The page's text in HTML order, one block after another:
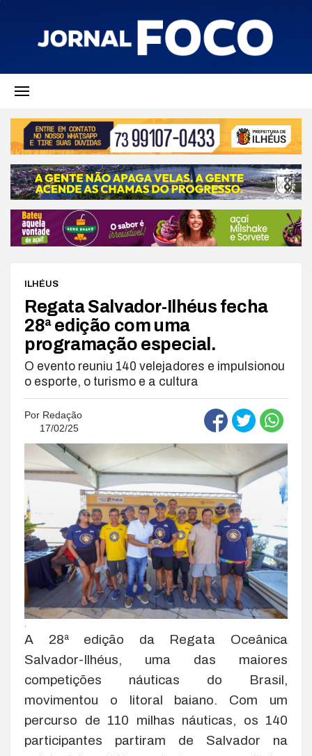
ILHÉUS
Regata Salvador-Ilhéus fecha
28ª edição com uma
programação especial.
O evento reuniu 140 velejadores e impulsionou
o esporte, o turismo e a cultura
Por Redação
17/02/25
A 28ª edição da Regata Oceânica
Salvador-Ilhéus, uma das maiores
competições náuticas do Brasil,
movimentou o litoral baiano. Com um
percurso de 110 milhas náuticas, os 140
participantes partiram de Salvador na